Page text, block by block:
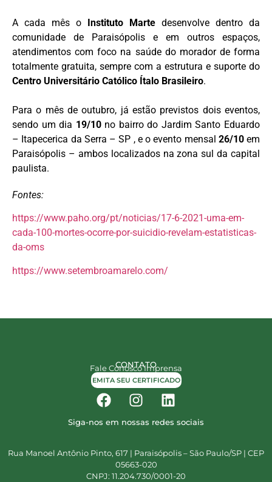
A cada mês o Instituto Marte desenvolve dentro da
comunidade de Paraisópolis e em outros espaços,
atendimentos com foco na saúde do morador de forma
totalmente gratuita, sempre com a estrutura e suporte do
Centro Universitário Católico Ítalo Brasileiro.
Para o mês de outubro, já estão previstos dois eventos,
sendo um dia 19/10no bairro do Jardim Santo Eduardo
– Itapecerica da Serra – SP , e o evento mensal 26/10em
Paraisópolis – ambos localizados na zona sul da capital
paulista.
Fontes:
https://www.paho.org/pt/noticias/17-6-2021-uma-em-
cada-100-mortes-ocorre-por-suicidio-revelam-estatisticas-
da-oms
https://www.setembroamarelo.com/
CONTATO
Fale ConoscoImprensa
EMITA SEU CERTIFICADO
Siga-nos em nossas redes sociais
Rua Manoel Antônio Pinto, 617 | Paraisópolis – São Paulo/SP | CEP
05663-020
CNPJ: 11.204.730/0001-20